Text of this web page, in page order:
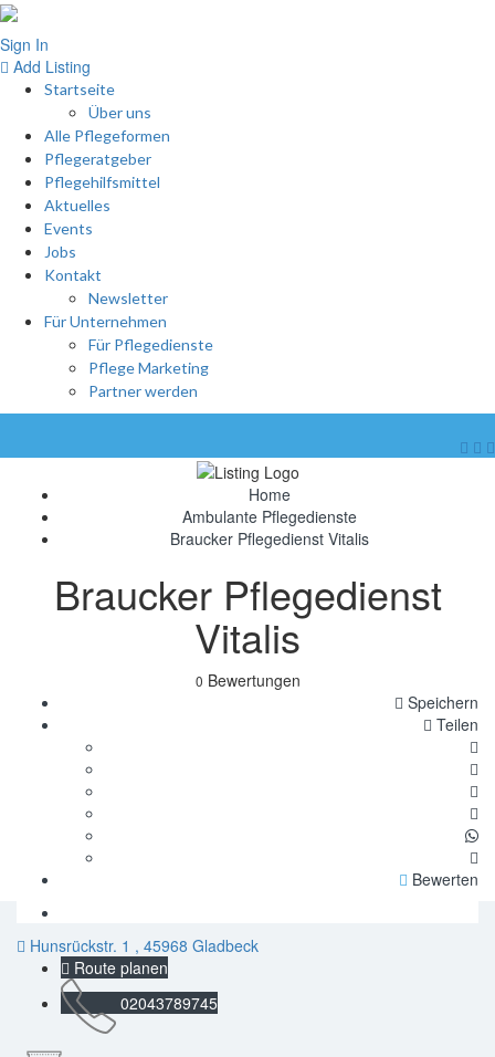
Sign In
Add Listing
Startseite
Über uns
Alle Pflegeformen
Pflegeratgeber
Pflegehilfsmittel
Aktuelles
Events
Jobs
Kontakt
Newsletter
Für Unternehmen
Für Pflegedienste
Pflege Marketing
Partner werden
Home
Ambulante Pflegedienste
Braucker Pflegedienst Vitalis
Braucker Pflegedienst
Vitalis
0 Bewertungen
Speichern
Teilen
Bewerten
Hunsrückstr. 1 , 45968 Gladbeck
Route planen
02043789745